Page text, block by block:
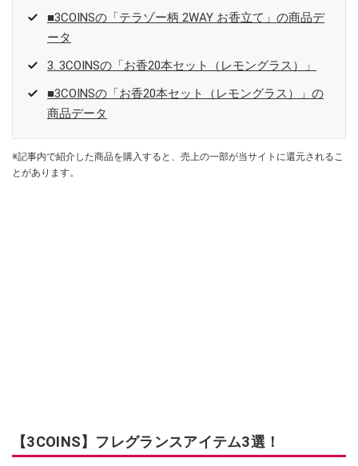
■3COINSの「テラゾー柄 2WAY お香立て」の商品デ
ータ
3. 3COINSの「お香20本セット（レモングラス）」
■3COINSの「お香20本セット（レモングラス）」の
商品データ
※記事内で紹介した商品を購入すると、売上の一部が当サイトに還元されるこ
とがあります。
【3COINS】フレグランスアイテム3選！